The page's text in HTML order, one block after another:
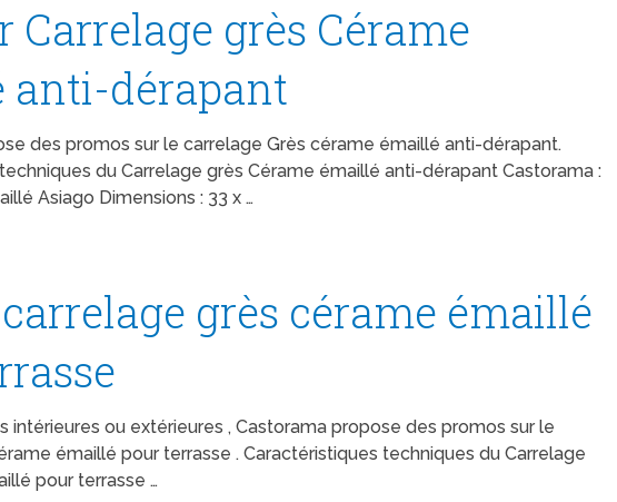
Carrelage grès Cérame
anti-dérapant
des promos sur le carrelage Grès cérame émaillé anti-dérapant.
du Carrelage grès Cérame émaillé anti-dérapant Castorama :
Asiago Dimensions : 33 x …
grès cérame émaillé
intérieures ou extérieures , Castorama propose des promos sur le
émaillé pour terrasse . Caractéristiques techniques du Carrelage
pour terrasse …